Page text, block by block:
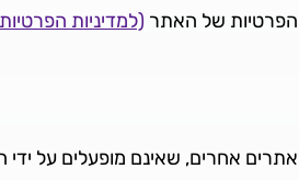
של האתר (למדיניות
אחרים, שאינם מופעלים על ידי